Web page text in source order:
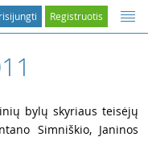
Registruotis
bylų skyriaus teisėjų
Simniškio, Janinos